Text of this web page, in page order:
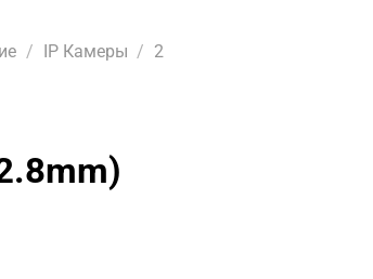
/ IP Камеры / 2